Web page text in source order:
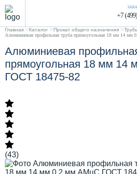
+7
Главная Каталог Прокат общего назначения
Алюминиевая профильная труба прямоугольная 18 мм 14
Алюминиевая
прямоугольная 18 мм
ГОСТ 18475-82
(43)